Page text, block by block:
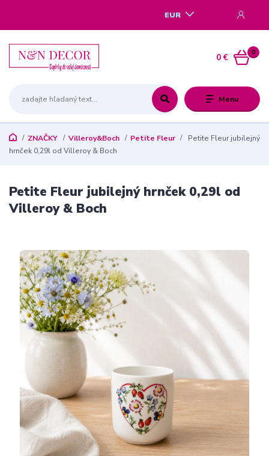
Menu
EUR
0
0 €
ZNAČKY Villeroy&Boch Petite Fleur
Petite Fleur jubilejný
hrnček 0,29l od Villeroy & Boch
Petite Fleur jubilejný hrnček 0,29l od
Villeroy & Boch